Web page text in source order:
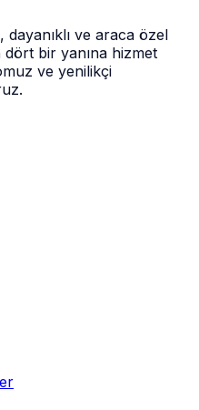
dayanıklı ve araca özel
bir yanına hizmet
ve yenilikçi